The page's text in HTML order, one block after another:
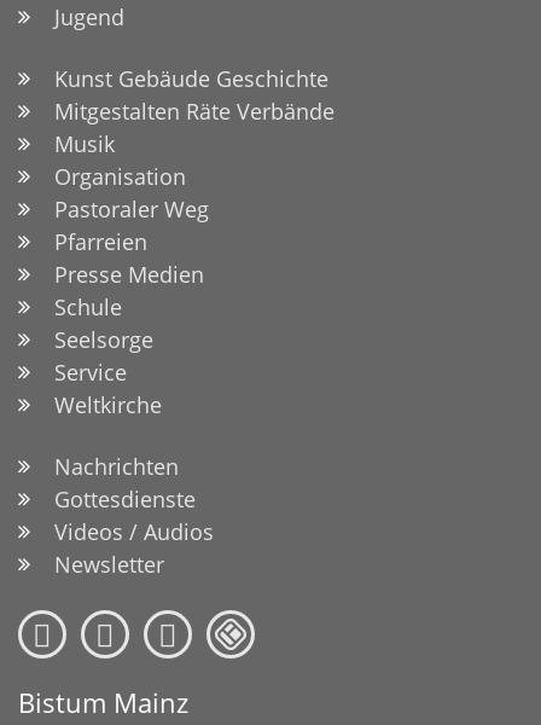
Jugend
Kunst Gebäude Geschichte
Mitgestalten Räte Verbände
Musik
Organisation
Pastoraler Weg
Pfarreien
Presse Medien
Schule
Seelsorge
Service
Weltkirche
Nachrichten
Gottesdienste
Videos / Audios
Newsletter
Bistum Mainz